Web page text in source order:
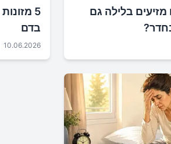
בלילה גם
5
בדם
10.06.2026